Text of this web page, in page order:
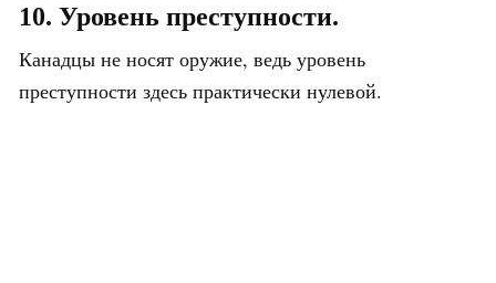
10. Уровень преступности.
Канадцы не носят оружие, ведь уровень
преступности здесь практически нулевой.